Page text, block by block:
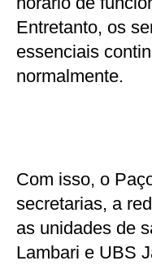
Entretanto, os
essenciais
normalmente.
Com isso, o
secretarias, a
as unidades de
Lambari e UBS